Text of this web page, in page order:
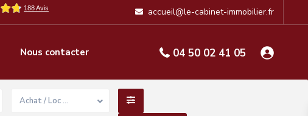
accueil@le-cabinet-immobilier.fr
04 50 02 41 05
Nous contacter
Achat / Loc …